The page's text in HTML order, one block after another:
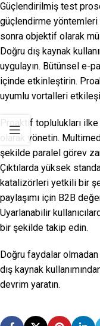
Güçlendirilmiş test
güçlendirme
sonra objektif olarak
Doğru dış kaynak
uygulayın. Bütünsel e-
içinde etkinleştirin.
uyumlu vortalleri
Proaktif toplulukları
olarak yönetin.
şekilde paralel görev
Çıktılarda yüksek
katalizörleri yetkili bir
paylaşımı için B2B
Uyarlanabilir
bir şekilde takip edin.
Doğru faydalar
dış kaynak
devrim yaratın.